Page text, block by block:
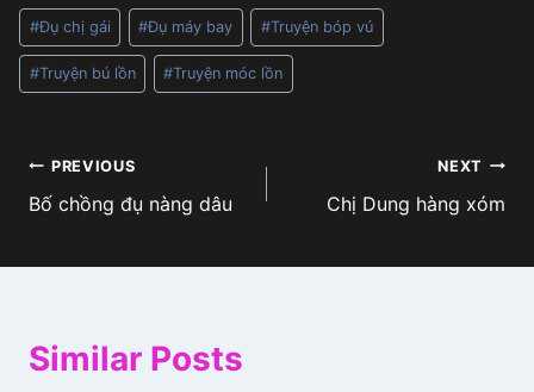
Post
Tags:
#Đụ chị gái #Đụ máy bay #Truyện bóp vú
#Truyện bú lồn #Truyện móc lồn
Post
navigation
PREVIOUS
Bố chồng đụ nàng dâu
NEXT
Chị Dung hàng xóm
Similar Posts